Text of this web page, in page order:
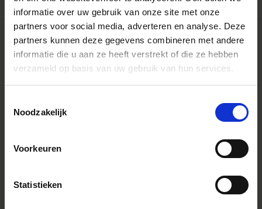
informatie over uw gebruik van onze site met onze
partners voor social media, adverteren en analyse. Deze
partners kunnen deze gegevens combineren met andere
informatie die u aan ze heeft verstrekt of die ze hebben
verzameld op basis van uw gebruik van hun services.
Noodzakelijk
Voorkeuren
Statistieken